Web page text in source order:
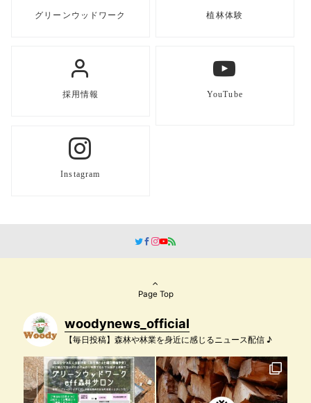
グリーンウッドワーク 植林体験
採用情報 YouTube
Instagram
Page Top
woodynews_official
【毎日投稿】森林や林業を身近に感じるニュース配信 ♪